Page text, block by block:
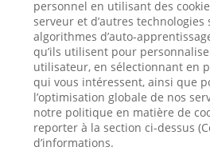
personnel en utilisant des
serveur et d’autres technologies
algorithmes d’auto-
qu’ils utilisent pour
utilisateur, en sélectionnant en
qui vous intéressent, ainsi que
l’optimisation globale de nos
notre politique en matière de
reporter à la section ci-dessus
d’informations.